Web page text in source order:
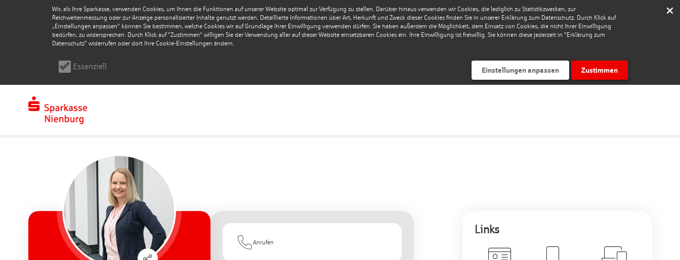
Wir, als Ihre Sparkasse, verwenden Cookies, um Ihnen die Funktionen auf unserer Website optimal zur Verfügung zu stellen. Darüber hinaus verwenden wir Cookies, die lediglich zu Statistikzwecken, zur
Reichweitenmessung oder zur Anzeige personalisierter Inhalte genutzt werden. Detaillierte Informationen über Art, Herkunft und Zweck dieser Cookies finden Sie in unserer Erklärung zum Datenschutz. Durch Klick auf
„Einstellungen anpassen“ können Sie bestimmen, welche Cookies wir auf Grundlage Ihrer Einwilligung verwenden dürfen. Sie haben außerdem die Möglichkeit, dem Einsatz von Cookies, die nicht Ihrer Einwilligung
bedürfen, zu widersprechen. Durch Klick auf “Zustimmen“ willigen Sie der Verwendung aller auf dieser Website einsetzbaren Cookies ein. Ihre Einwilligung ist freiwillig. Sie können diese jederzeit in "Erklärung zum
Datenschutz" widerrufen oder dort Ihre Cookie-Einstellungen ändern.
Essenziell Einstellungen anpassen Zustimmen
Anrufen
Links